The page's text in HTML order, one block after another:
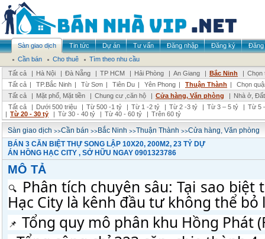
Sàn giao dịch Tin tức Dự án Tư vấn Đăng nhập Đăng ký
Đăng
Cần bán
Cho thuê
Tìm theo nhu cầu
Tất cả
| Hà Nội | Đà Nẵng | TP HCM | Hải Phòng | An Giang | Bắc Ninh | Chọn
Tất cả | TP.Bắc Ninh | Từ Sơn | Tiên Du | Yên Phong | Thuận Thành |
Chọn
Tất cả
| Mặt phố, Mặt tiền | Chung cư ,căn hộ | Cửa hàng, Văn phòng | Nhà ở,
Tất cả
| Dưới 500 triệu | Từ 500 -1 tỷ | Từ 1 -2 tỷ | Từ 2 -3 tỷ | Từ 3 – 5 tỷ | Từ 5
| Từ 20 - 30 tỷ | Từ 30 - 40 tỷ | Từ 40 - 60 tỷ | Trên 60 tỷ
Sàn giao dịch >>Cần bán >>Bắc Ninh >>Thuận Thành >>Cửa hàng, Văn phòng
BÁN 3 CĂN BIỆT THỰ SONG LẬP 10X20, 200M2, 23 TỶ DỰ
ÁN HỒNG HẠC CITY , SỞ HỮU NGAY 0901323786
MÔ TẢ
Phân tích chuyên sâu: Tại sao
Hạc City là kênh đầu tư không thể bỏ
Tổng quy mô phân khu Hồng Phát